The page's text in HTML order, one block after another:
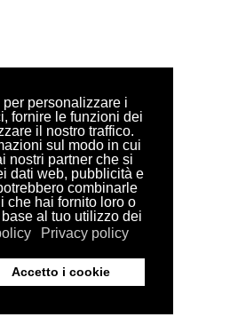
personalizzare i
fornire le funzioni dei
il nostro traffico.
sul modo in cui
nostri partner che si
dati web, pubblicità e
combinarle
che hai fornito loro o
al tuo utilizzo dei
Privacy policy
Accetto i cookie